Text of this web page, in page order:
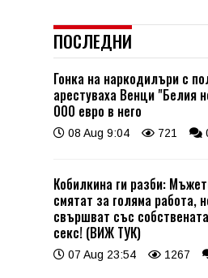
ПОСЛЕДНИ
Гонка на наркодилъри с
арестуваха Венци "Белия
000 евро в него
08 Aug 9:04 721
Кобилкина ги разби:
смятат за голяма работа,
свършват със
секс! (ВИЖ ТУК)
07 Aug 23:54 1267